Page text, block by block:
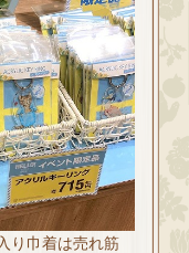
り巾着は売れ筋